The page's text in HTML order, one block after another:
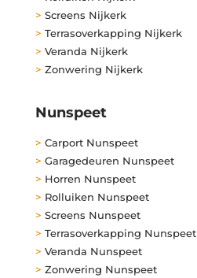
> Screens Nijkerk
> Terrasoverkapping Nijkerk
> Veranda Nijkerk
> Zonwering Nijkerk
Nunspeet
> Carport Nunspeet
> Garagedeuren Nunspeet
> Horren Nunspeet
> Rolluiken Nunspeet
> Screens Nunspeet
> Terrasoverkapping Nunspeet
> Veranda Nunspeet
> Zonwering Nunspeet